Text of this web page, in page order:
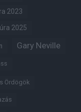
2023
2025
Gary Neville
Ördögök